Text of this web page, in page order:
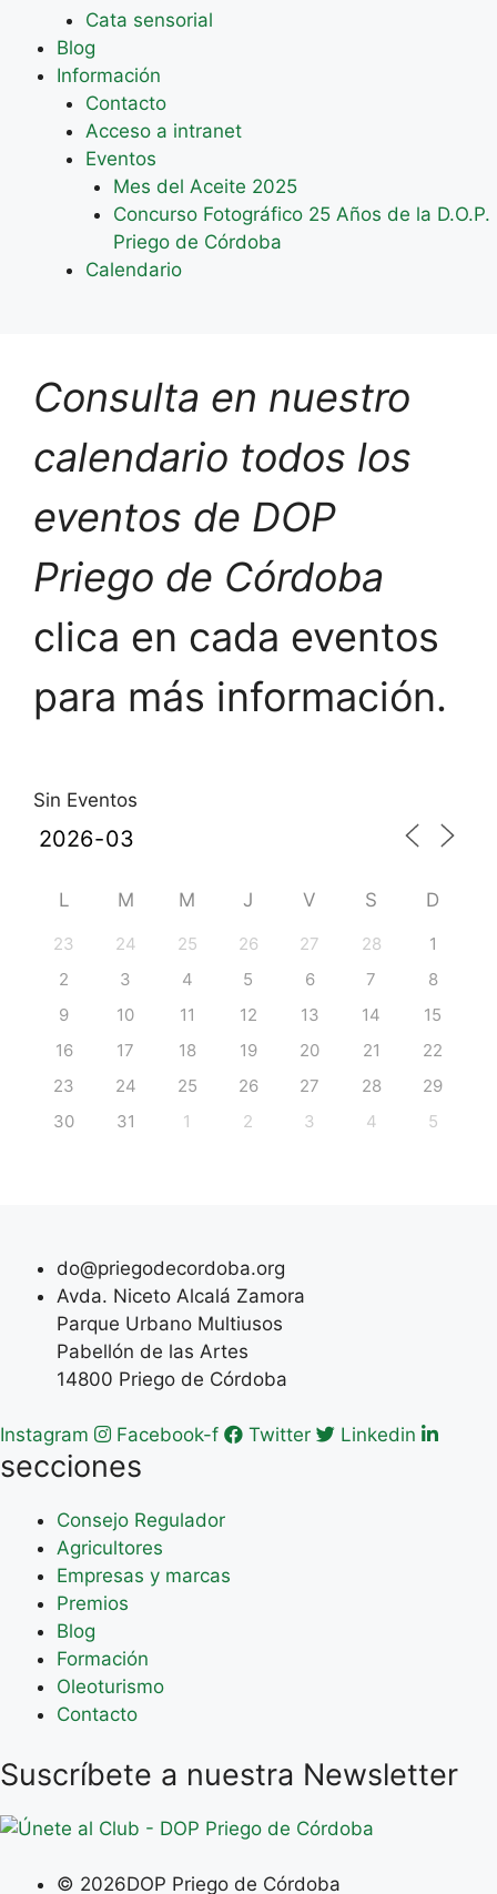
Cata sensorial
Blog
Información
Contacto
Acceso a intranet
Eventos
Mes del Aceite 2025
Concurso Fotográfico 25 Años de la D.O.P.
Priego de Córdoba
Calendario
Consulta en nuestro
calendario todos los
eventos de DOP
Priego de Córdoba
clica en cada eventos
para más información.
Sin Eventos
L M M J V S D
23 24 25 26 27 28
1
2
3 4 5 6 7
8
9
10 11 12 13 14
15
16
17 18 19 20 21
22
23
24 25 26 27 28
29
30
31 1 2 3 4 5
do@priegodecordoba.org
Avda. Niceto Alcalá Zamora
Parque Urbano Multiusos
Pabellón de las Artes
14800 Priego de Córdoba
Instagram Facebook-f Twitter Linkedin
secciones
Consejo Regulador
Agricultores
Empresas y marcas
Premios
Blog
Formación
Oleoturismo
Contacto
Suscríbete a nuestra Newsletter
© 2026DOP Priego de Córdoba